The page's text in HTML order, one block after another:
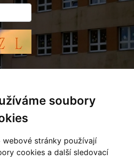
soubory
webové stránky používají
cookies a další sledovací
nad Loučnou
135